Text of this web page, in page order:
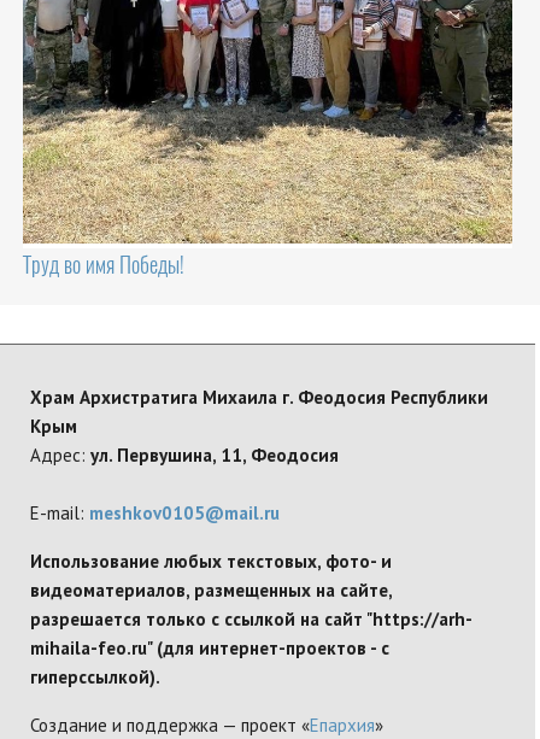
Труд во имя Победы!
Храм Архистратига Михаила г. Феодосия Республики
Крым
Адрес: ул. Первушина, 11, Феодосия
E-mail: meshkov0105@mail.ru
Использование любых текстовых, фото- и
видеоматериалов, размещенных на сайте,
разрешается только с ссылкой на сайт "https://arh-
mihaila-feo.ru" (для интернет-проектов - с
гиперссылкой).
Создание и поддержка — проект «Епархия»